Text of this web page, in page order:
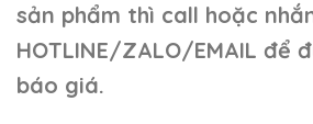
sản phẩm thì call hoặc
HOTLINE/ZALO/EMAIL để
báo giá.